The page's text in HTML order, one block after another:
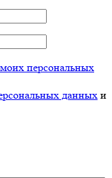
персональных
данных и